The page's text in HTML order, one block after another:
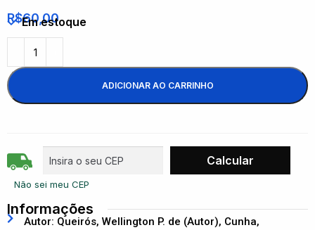
R$60,00
Em estoque
ADICIONAR AO CARRINHO
Não sei meu CEP
Informações
Autor: Queirós, Wellington P. de (Autor), Cunha,